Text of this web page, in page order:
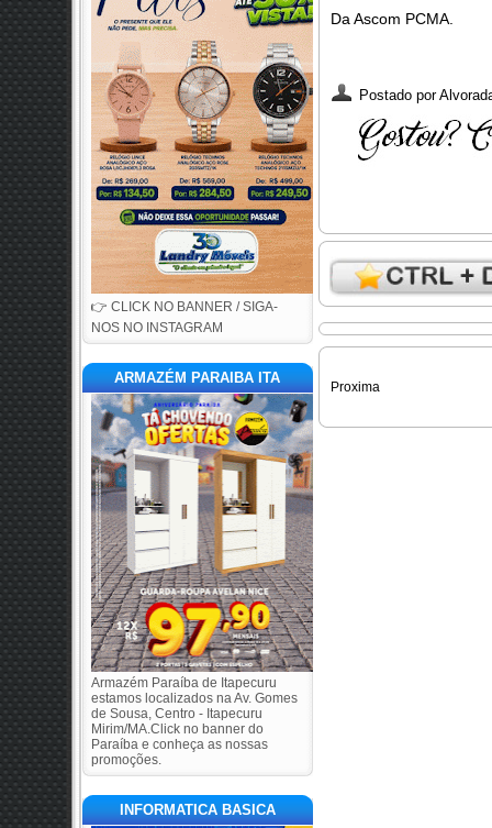
👉 CLICK NO BANNER / SIGA-
NOS NO INSTAGRAM
ARMAZÉM PARAIBA ITA
Armazém Paraíba de Itapecuru
estamos localizados na Av. Gomes
de Sousa, Centro - Itapecuru
Mirim/MA.Click no banner do
Paraíba e conheça as nossas
promoções.
INFORMATICA BASICA
Da Ascom PCMA.
Postado por
Proxima